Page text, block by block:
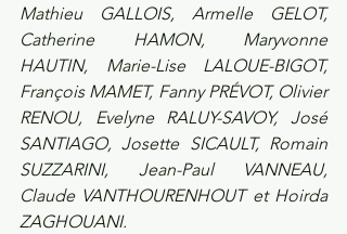
Mathieu GALLOIS, Armelle GELOT,
Catherine HAMON, Maryvonne
HAUTIN, Marie-Lise LALOUE-BIGOT,
François MAMET, Fanny PRÉVOT, Olivier
RENOU, Evelyne RALUY-SAVOY, José
SANTIAGO, Josette SICAULT, Romain
SUZZARINI, Jean-Paul VANNEAU,
Claude VANTHOURENHOUT et Hoirda
ZAGHOUANI.